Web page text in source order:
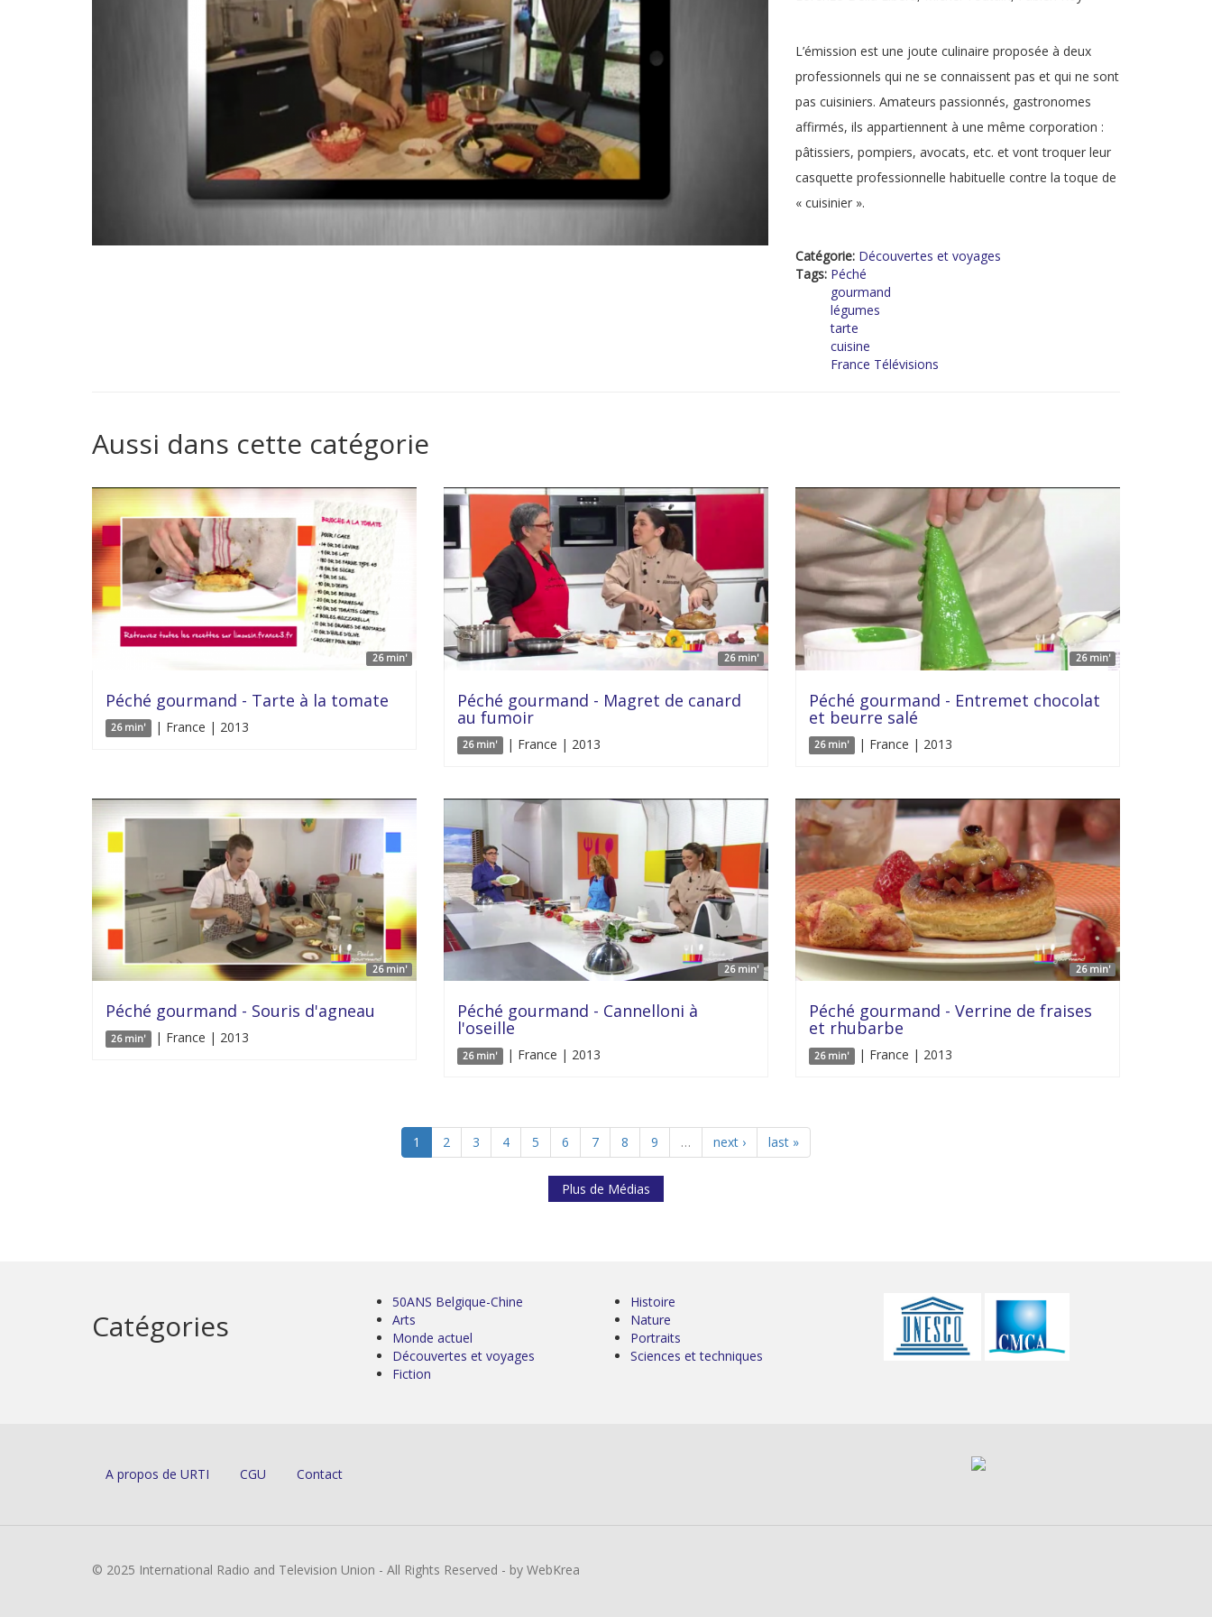
L’émission est une joute culinaire proposée à deux
professionnels qui ne se connaissent pas et qui ne sont
pas cuisiniers. Amateurs passionnés, gastronomes
affirmés, ils appartiennent à une même corporation :
pâtissiers, pompiers, avocats, etc. et vont troquer leur
casquette professionnelle habituelle contre la toque de
« cuisinier ».
Catégorie: Découvertes et voyages
Tags: Péché
gourmand
légumes
tarte
cuisine
France Télévisions
Aussi dans cette catégorie
26 min'
Péché gourmand - Tarte à la tomate
26 min' | France | 2013
26 min'
Péché gourmand - Magret de canard
au fumoir
26 min' | France | 2013
26 min'
Péché gourmand - Entremet chocolat
et beurre salé
26 min' | France | 2013
26 min'
Péché gourmand - Souris d'agneau
26 min' | France | 2013
26 min'
Péché gourmand - Cannelloni à
l'oseille
26 min' | France | 2013
26 min'
Péché gourmand - Verrine de fraises
et rhubarbe
26 min' | France | 2013
1 2 3 4 5 6 7 8 9 … next › last »
Plus de Médias
Catégories
50ANS Belgique-Chine
Arts
Monde actuel
Découvertes et voyages
Fiction
Histoire
Nature
Portraits
Sciences et techniques
A propos de URTI CGU Contact
© 2025 International Radio and Television Union - All Rights Reserved - by WebKrea